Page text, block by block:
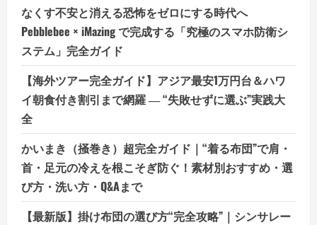
なくす不安と消える恐怖をゼロにする時代へ
Pebblebee × iMazing で完成する「究極のスマホ防衛シ
ステム」完全ガイド
【海外ツアー完全ガイド】アジア最安1万円台＆ハワ
イ朝食付き割引まで網羅 ― “失敗せずに選ぶ”実践大
全
かいまき（掻巻き）超完全ガイド｜“着る布団”で肩・
首・足元の冷えを根こそぎ防ぐ！素材別おすすめ・選
び方・洗い方・Q&Aまで
【最新版】掛け布団の選び方“完全攻略”｜シンサレー